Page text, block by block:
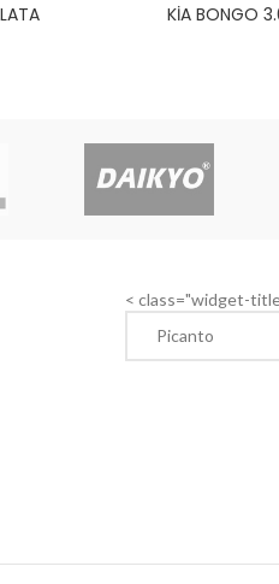
KİA BONGO
< class="widget-